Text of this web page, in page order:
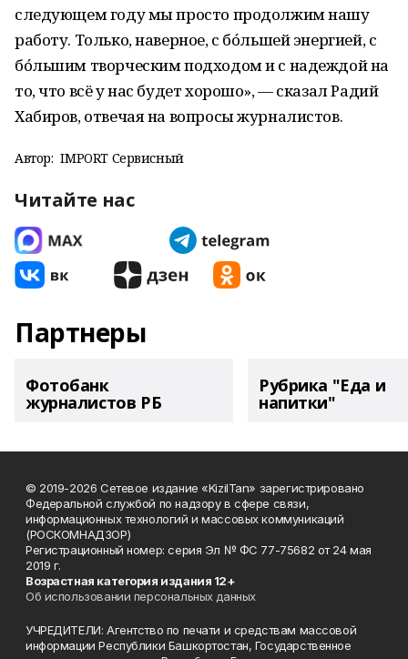
следующем году мы просто продолжим нашу
работу. Только, наверное, с бóльшей энергией, с
бóльшим творческим подходом и с надеждой на
то, что всё у нас будет хорошо», — сказал Радий
Хабиров, отвечая на вопросы журналистов.
Автор: IMPORT Сервисный
Читайте нас
Партнеры
Фотобанк
журналистов РБ
Рубрика "Еда и
напитки"
© 2019-2026 Сетевое издание «KizilTan» зарегистрировано
Федеральной службой по надзору в сфере связи,
информационных технологий и массовых коммуникаций
(РОСКОМНАДЗОР)
Регистрационный номер: серия Эл № ФС 77-75682 от 24 мая
2019 г.
Возрастная категория издания 12+
Об использовании персональных данных
УЧРЕДИТЕЛИ: Агентство по печати и средствам массовой
информации Республики Башкортостан, Государственное